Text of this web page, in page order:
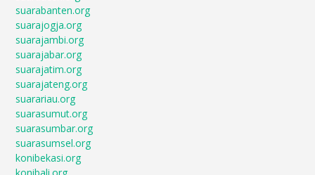
suarabanten.org
suarajogja.org
suarajambi.org
suarajabar.org
suarajatim.org
suarajateng.org
suarariau.org
suarasumut.org
suarasumbar.org
suarasumsel.org
konibekasi.org